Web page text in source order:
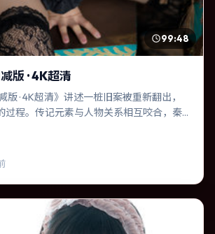
99:48
版 · 4K超清
版 · 4K超清》讲述一桩旧案被重新翻出，
过程。传记元素与人物关系相互咬合，秦
手戏尤为出彩。导演宫崎骏善于在长镜头
在美国实地取景，增强真实质感。